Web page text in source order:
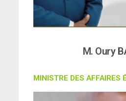
M. Oury
MINISTRE DES AFFAIRES